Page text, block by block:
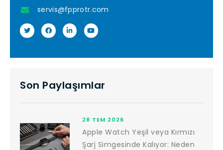
servis@fpprotr.com
Son Paylaşımlar
28 TEM 2026
Apple Watch Yeşil veya Kırmızı
Şarj Simgesinde Kalıyor: Neden